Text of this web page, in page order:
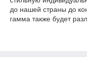
до нашей страны до
гамма также будет